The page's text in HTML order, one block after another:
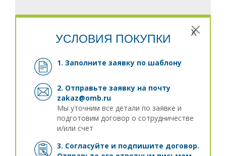
x
УСЛОВИЯ ПОКУПКИ
1. Заполните заявку по шаблону
2. Отправьте заявку на почту
zakaz@omb.ru
Мы уточним все детали по заявке и
подготовим договор о сотрудничестве
и/или счет
3. Согласуйте и подпишите договор.